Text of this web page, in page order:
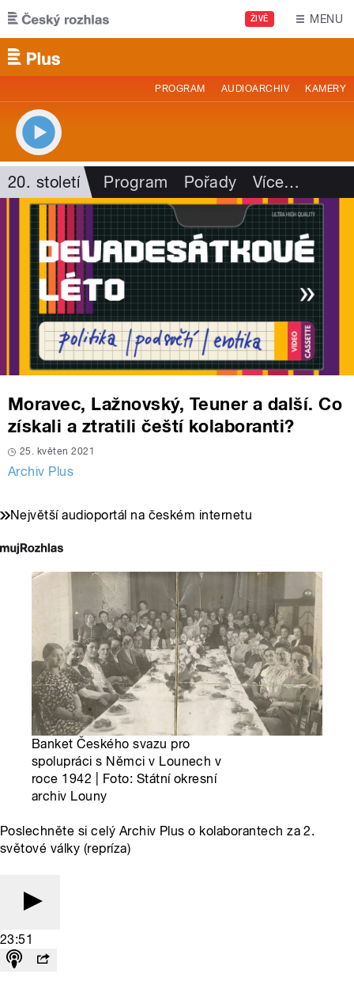
Přejít k hlavnímu obsahu
ŽIVĚ MENU
PROGRAM AUDIOARCHIV KAMERY
20. století Program Pořady Více…
Moravec, Lažnovský, Teuner a další. Co
získali a ztratili čeští kolaboranti?
25. květen 2021
Archiv Plus
Největší audioportál na českém internetu
Banket Českého svazu pro
spolupráci s Němci v Lounech v
roce 1942 | Foto: Státní okresní
archiv Louny
Poslechněte si celý Archiv Plus o kolaborantech za 2.
světové války (repríza)
23:51